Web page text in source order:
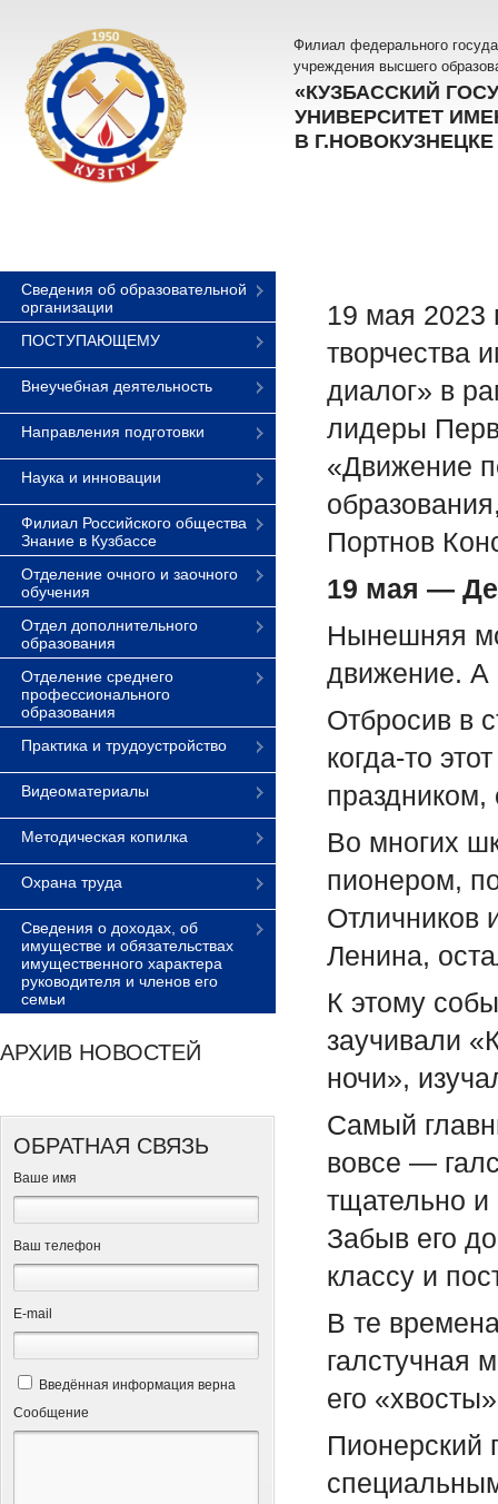
Филиал федерального
учреждения высшего
«КУЗБАССКИЙ
УНИВЕРСИТЕТ
В Г.НОВОКУЗНЕЦКЕ
Сведения об образовательной
организации
ПОСТУПАЮЩЕМУ
Внеучебная деятельность
Направления подготовки
Наука и инновации
Филиал Российского общества
Знание в Кузбассе
Отделение очного и заочного
обучения
Отдел дополнительного
образования
Отделение среднего
профессионального
образования
Практика и трудоустройство
Видеоматериалы
Методическая копилка
Охрана труда
Сведения о доходах, об
имуществе и обязательствах
имущественного характера
руководителя и членов его
семьи
АРХИВ НОВОСТЕЙ
ОБРАТНАЯ СВЯЗЬ
Ваше имя
Ваш телефон
Е-mail
Введённая информация верна
Сообщение
19 мая 2023
творчества
диалог» в
лидеры
«Движение
Портнов
19 мая —
Нынешняя
движение.
Отбросив в
когда-то
Во многих
пионером,
Отличников
Ленина,
К этому
заучивали
ночи»,
Самый
вовсе —
тщательно
Забыв его
классу и
В те
галстучная
его
Пионерский